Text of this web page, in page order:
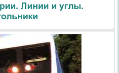
Линии и углы.